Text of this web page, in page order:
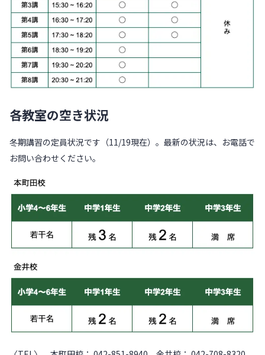
各教室の空き状況
冬期講習の定員状況です（11/19現在）。最新の状況は、お電話で
お問い合わせください。